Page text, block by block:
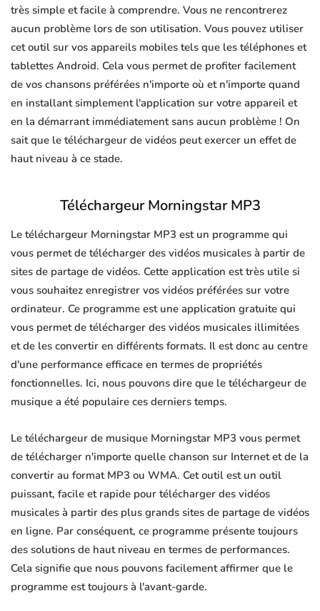
très simple et facile à comprendre. Vous ne rencontrerez
aucun problème lors de son utilisation. Vous pouvez utiliser
cet outil sur vos appareils mobiles tels que les téléphones et
tablettes Android. Cela vous permet de profiter facilement
de vos chansons préférées n'importe où et n'importe quand
en installant simplement l'application sur votre appareil et
en la démarrant immédiatement sans aucun problème ! On
sait que le téléchargeur de vidéos peut exercer un effet de
haut niveau à ce stade.
Téléchargeur Morningstar MP3
Le téléchargeur Morningstar MP3 est un programme qui
vous permet de télécharger des vidéos musicales à partir de
sites de partage de vidéos. Cette application est très utile si
vous souhaitez enregistrer vos vidéos préférées sur votre
ordinateur. Ce programme est une application gratuite qui
vous permet de télécharger des vidéos musicales illimitées
et de les convertir en différents formats. Il est donc au centre
d'une performance efficace en termes de propriétés
fonctionnelles. Ici, nous pouvons dire que le téléchargeur de
musique a été populaire ces derniers temps.
Le téléchargeur de musique Morningstar MP3 vous permet
de télécharger n'importe quelle chanson sur Internet et de la
convertir au format MP3 ou WMA. Cet outil est un outil
puissant, facile et rapide pour télécharger des vidéos
musicales à partir des plus grands sites de partage de vidéos
en ligne. Par conséquent, ce programme présente toujours
des solutions de haut niveau en termes de performances.
Cela signifie que nous pouvons facilement affirmer que le
programme est toujours à l'avant-garde.